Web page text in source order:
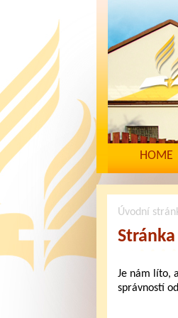
HOME
Úvodní
Je nám líto,
správností